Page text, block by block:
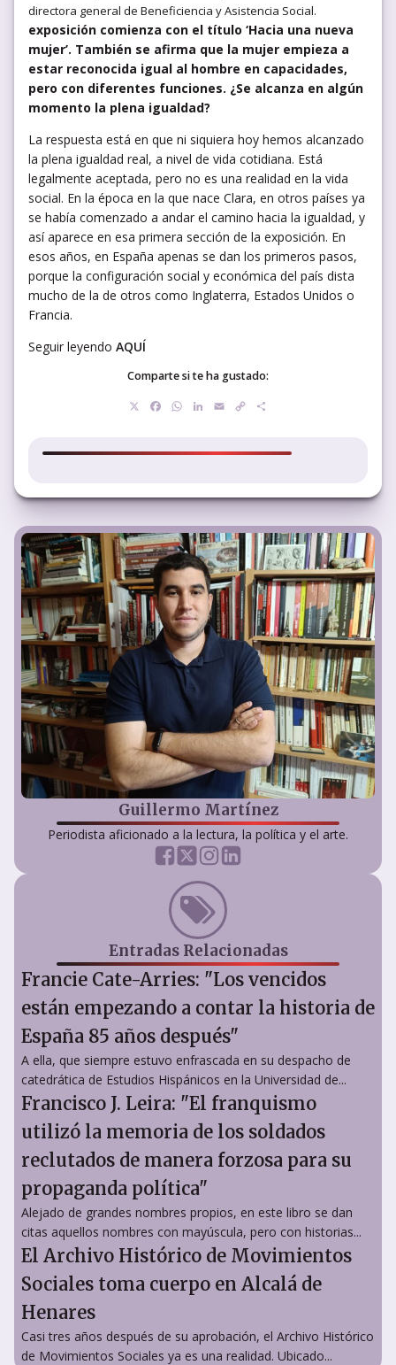
directora general de Beneficiencia y Asistencia Social.
exposición comienza con el título ‘Hacia una nueva
mujer’. También se afirma que la mujer empieza a
estar reconocida igual al hombre en capacidades,
pero con diferentes funciones. ¿Se alcanza en algún
momento la plena igualdad?
La respuesta está en que ni siquiera hoy hemos alcanzado
la plena igualdad real, a nivel de vida cotidiana. Está
legalmente aceptada, pero no es una realidad en la vida
social. En la época en la que nace Clara, en otros países ya
se había comenzado a andar el camino hacia la igualdad, y
así aparece en esa primera sección de la exposición. En
esos años, en España apenas se dan los primeros pasos,
porque la configuración social y económica del país dista
mucho de la de otros como Inglaterra, Estados Unidos o
Francia.
Seguir leyendo AQUÍ
Comparte si te ha gustado:
Facebook
WhatsApp
LinkedIn
EmailCopy
Guillermo Martínez
Periodista aficionado a la lectura, la política y el arte.
Entradas Relacionadas
Francie Cate-Arries: "Los vencidos
están empezando a contar la historia de
España 85 años después"
A ella, que siempre estuvo enfrascada en su despacho de
catedrática de Estudios Hispánicos en la Universidad de...
Francisco J. Leira: "El franquismo
utilizó la memoria de los soldados
reclutados de manera forzosa para su
propaganda política"
Alejado de grandes nombres propios, en este libro se dan
citas aquellos nombres con mayúscula, pero con historias...
El Archivo Histórico de Movimientos
Sociales toma cuerpo en Alcalá de
Henares
Casi tres años después de su aprobación, el Archivo Histórico
de Movimientos Sociales ya es una realidad. Ubicado...